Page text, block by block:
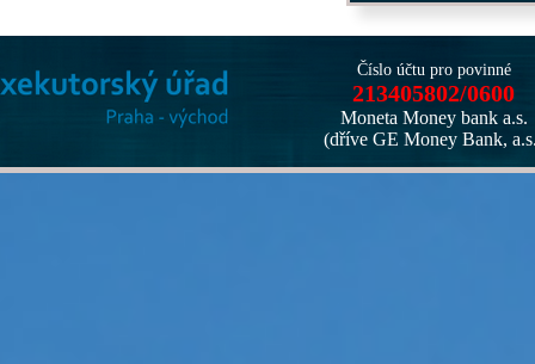
Číslo účtu pro povinné
213405802/0600
Moneta Money bank a.s.
(dříve GE Money Bank,